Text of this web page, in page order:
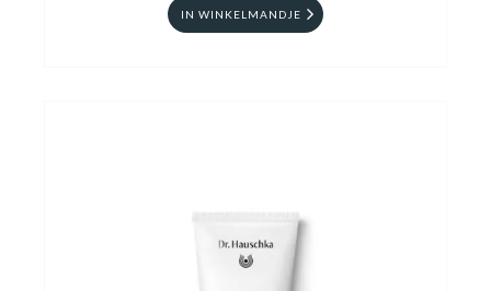
IN WINKELMANDJE